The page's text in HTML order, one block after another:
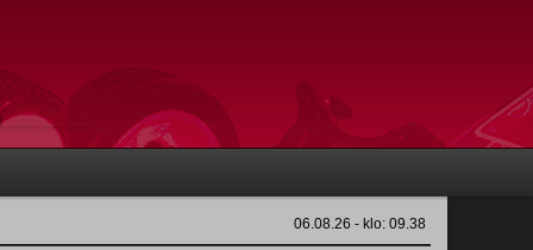
06.08.26 - klo: 09.38